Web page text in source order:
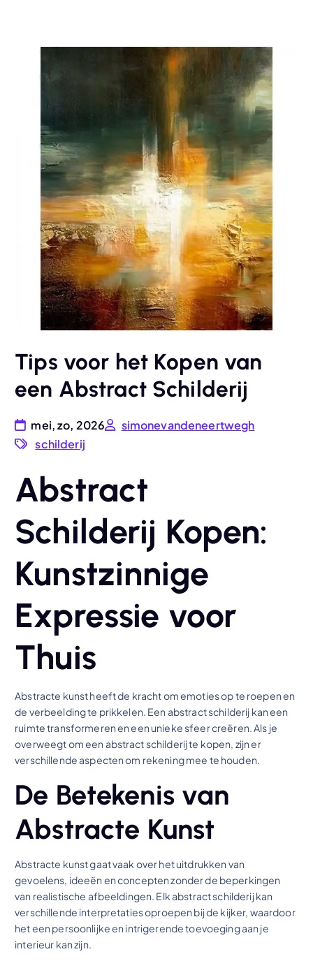
Tips voor het Kopen van
een Abstract Schilderij
mei, zo, 2026
simonevandeneertwegh
schilderij
Abstract
Schilderij Kopen:
Kunstzinnige
Expressie voor
Thuis
Abstracte kunst heeft de kracht om emoties op te roepen en
de verbeelding te prikkelen. Een abstract schilderij kan een
ruimte transformeren en een unieke sfeer creëren. Als je
overweegt om een abstract schilderij te kopen, zijn er
verschillende aspecten om rekening mee te houden.
De Betekenis van
Abstracte Kunst
Abstracte kunst gaat vaak over het uitdrukken van
gevoelens, ideeën en concepten zonder de beperkingen
van realistische afbeeldingen. Elk abstract schilderij kan
verschillende interpretaties oproepen bij de kijker, waardoor
het een persoonlijke en intrigerende toevoeging aan je
interieur kan zijn.